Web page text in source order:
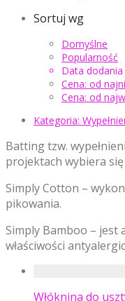
Sortuj wg
Domyślne
Popularność
Data dodania
Cena: od
Cena: od
Kategoria:
Batting tzw.
projektach wybiera
Simply Cotton –
pikowania.
Simply Bamboo – jest
właściwości
Włóknina do